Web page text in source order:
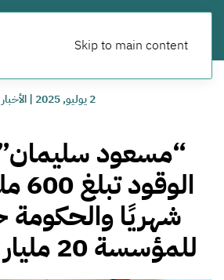
Skip to main content
2 يوليو, 2025 |الأخبار
“مسعود
شهريًا
للمؤسسة 20 مليار دينار فقط